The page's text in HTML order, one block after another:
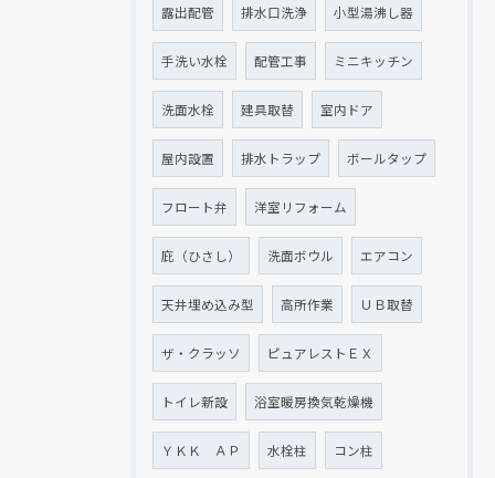
露出配管 排水口洗浄 小型湯沸し器
手洗い水栓 配管工事 ミニキッチン
洗面水栓 建具取替 室内ドア
屋内設置 排水トラップ ボールタップ
フロート弁 洋室リフォーム
庇（ひさし） 洗面ボウル エアコン
天井埋め込み型 高所作業 ＵＢ取替
ザ・クラッソ ピュアレストＥＸ
トイレ新設 浴室暖房換気乾燥機
ＹＫＫ ＡＰ 水栓柱 コン柱